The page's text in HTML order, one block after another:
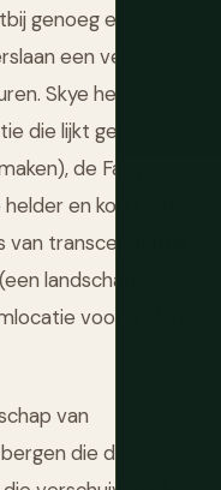
genoeg en
een vergissing
Skye heeft de
die lijkt geplaatst
de Fairy
en koud dat
transcendentie
landschap zo
voor andere
van
die door